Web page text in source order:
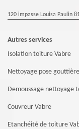
120 impasse Louisa Paulin
Autres services
Isolation toiture Vabre
Nettoyage pose
Demoussage nettoyage
Couvreur Vabre
Etanchéité de toiture